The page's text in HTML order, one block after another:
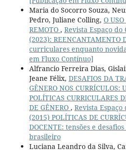
Maria do Socorro Souza,
Pedro, Juliane Colling, O
REMOTO , Revista Espaço
(2023): REENCANTAMENTO
curriculares enquanto
em Fluxo Contínuo]
Alfrancio Ferreira Dias,
Jeane Félix, DESAFIOS DA
GÊNERO NOS CURRÍCULOS:
POLÍTICAS CURRICULARES
DE GÊNERO , Revista
(2015) POLÍTICAS DE
DOCENTE: tensões e
brasileiro
Luciana Leandro da Silva,